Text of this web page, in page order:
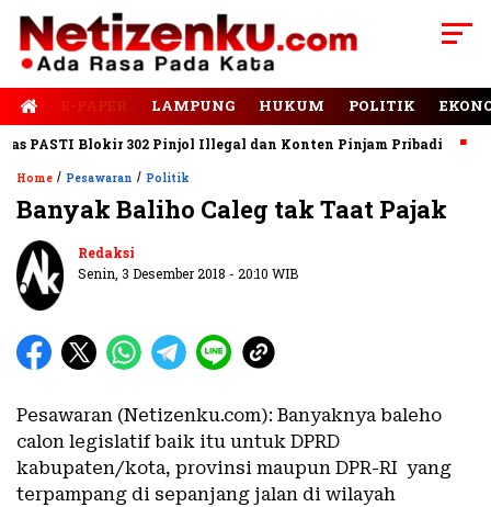
E-PAPER LAMPUNG HUKUM POLITIK
Blokir 302 Pinjol Illegal dan Konten Pinjam Pribadi
Home / Pesawaran / Politik
Banyak Baliho Caleg tak Taat Pajak
Redaksi
Senin, 3 Desember 2018 - 20:10 WIB
Pesawaran (Netizenku.com): Banyaknya baleho
calon legislatif baik itu untuk DPRD
kabupaten/kota, provinsi maupun DPR-RI yang
terpampang di sepanjang jalan di wilayah